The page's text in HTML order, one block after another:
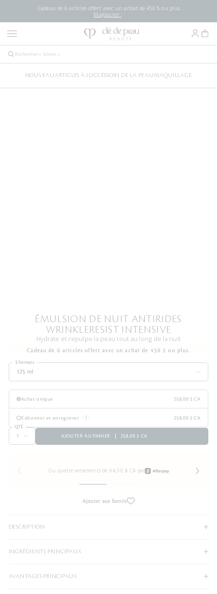
Cadeau de 6 articles offert avec un achat de 450 $ ou plus.
Magasiner.
NOUVEAUARTICLES À SUCCÈSSOIN DE LA PEAUMAQUILLAGE
ÉMULSION DE NUIT ANTIRIDES
WRINKLERESIST INTENSIVE
Hydrate et repulpe la peau tout au long de la nuit
Cadeau de 6 articles offert avec un achat de 450 $ ou plus.
3 formats
125 ml
Achat unique 258,00 $ CA
S'abonner et enregistrer 258,00 $ CA
QTÉ
AJOUTER AU PANIER
258,00 $ CA
Ou quatre versements de 64,50 $ CA par
Ajouter aux favoris
DESCRIPTION
INGRÉDIENTS PRINCIPAUX
AVANTAGES PRINCIPAUX